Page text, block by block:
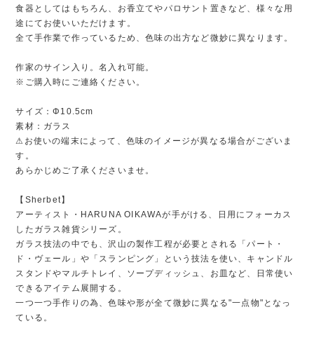
食器としてはもちろん、お香立てやパロサント置きなど、様々な用
途にてお使いいただけます。
全て手作業で作っているため、色味の出方など微妙に異なります。
作家のサイン入り。名入れ可能。
※ご購入時にご連絡ください。
サイズ：Φ10.5cm
素材：ガラス
⚠︎お使いの端末によって、色味のイメージが異なる場合がございま
す。
あらかじめご了承くださいませ。
【Sherbet】
アーティスト・HARUNA OIKAWAが手がける、日用にフォーカス
したガラス雑貨シリーズ。
ガラス技法の中でも、沢山の製作工程が必要とされる「パート・
ド・ヴェール」や「スランピング」という技法を使い、キャンドル
スタンドやマルチトレイ、ソープディッシュ、お皿など、日常使い
できるアイテム展開する。
一つ一つ手作りの為、色味や形が全て微妙に異なる"一点物"となっ
ている。